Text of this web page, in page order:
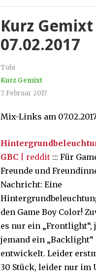
Kurz Gemixt
07.02.2017
Tobi
Kurz Gemixt
7. Februar 2017
Mix-Links am
GBC | reddit ::: Für
Freunde und
Nachricht: Eine
den Game Boy Color!
es nur ein „Frontlight“,
jemand ein „Backlight“
entwickelt. Leider
30 Stück, leider nur im